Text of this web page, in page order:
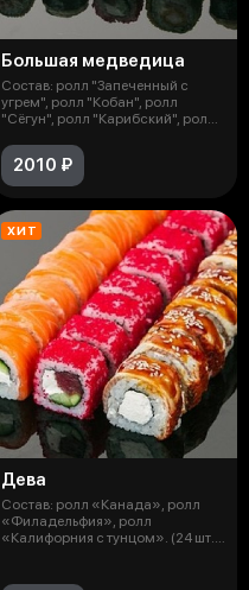
Большая медведица
Состав: ролл "Запеченный с
угрем", ролл "Кобан", ролл
"Сёгун", ролл "Карибский", ролл
2010 ₽
ХИТ
Дева
Состав: ролл «Канада», ролл
«Филадельфия», ролл
«Калифорния с тунцом». (24 шт.)